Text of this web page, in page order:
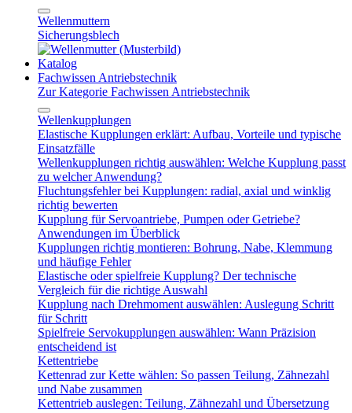
Wellenmuttern
Sicherungsblech
Katalog
Fachwissen Antriebstechnik
Zur Kategorie Fachwissen Antriebstechnik
Wellenkupplungen
Elastische Kupplungen erklärt: Aufbau, Vorteile und typische
Einsatzfälle
Wellenkupplungen richtig auswählen: Welche Kupplung passt
zu welcher Anwendung?
Fluchtungsfehler bei Kupplungen: radial, axial und winklig
richtig bewerten
Kupplung für Servoantriebe, Pumpen oder Getriebe?
Anwendungen im Überblick
Kupplungen richtig montieren: Bohrung, Nabe, Klemmung
und häufige Fehler
Elastische oder spielfreie Kupplung? Der technische
Vergleich für die richtige Auswahl
Kupplung nach Drehmoment auswählen: Auslegung Schritt
für Schritt
Spielfreie Servokupplungen auswählen: Wann Präzision
entscheidend ist
Kettentriebe
Kettenrad zur Kette wählen: So passen Teilung, Zähnezahl
und Nabe zusammen
Kettentrieb auslegen: Teilung, Zähnezahl und Übersetzung